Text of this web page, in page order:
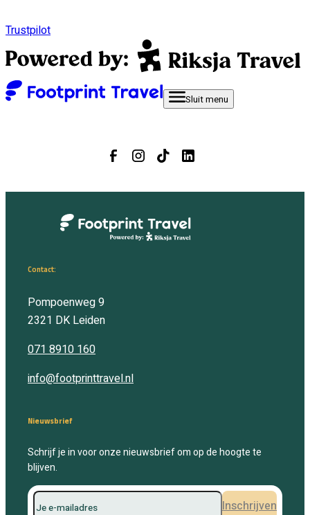
Trustpilot
Sluitmenu
Contact:
Pompoenweg 9
2321 DK Leiden
071 8910 160
info@footprinttravel.nl
Nieuwsbrief
Schrijf je in voor onze nieuwsbrief om op de hoogte te
blijven.
Inschrijven